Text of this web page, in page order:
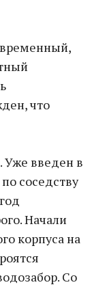
что
Уже введен в
соседству
Начали
корпуса на
Со